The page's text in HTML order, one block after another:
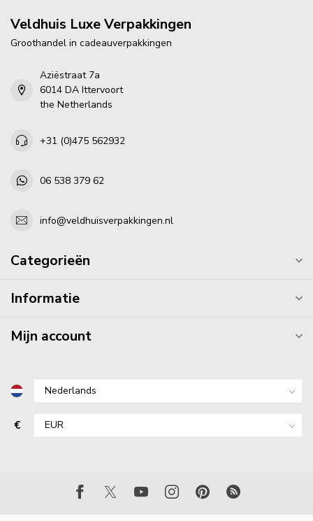
Veldhuis Luxe Verpakkingen
Groothandel in cadeauverpakkingen
Aziëstraat 7a
6014 DA Ittervoort
the Netherlands
+31 (0)475 562932
06 538 379 62
info@veldhuisverpakkingen.nl
Categorieën
Informatie
Mijn account
€